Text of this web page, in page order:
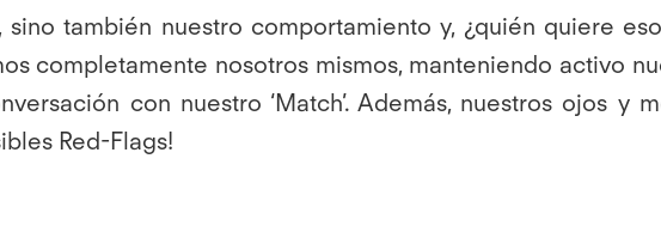
también nuestro comportamiento y, ¿quién quiere
completamente nosotros mismos, manteniendo activo
con nuestro ‘Match’. Además, nuestros ojos y
Red-Flags!